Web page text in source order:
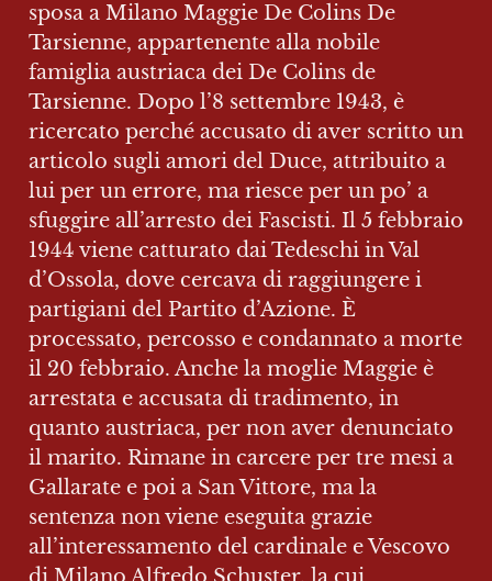
sposa a Milano Maggie De Colins De
Tarsienne, appartenente alla nobile
famiglia austriaca dei De Colins de
Tarsienne. Dopo l’8 settembre 1943, è
ricercato perché accusato di aver scritto un
articolo sugli amori del Duce, attribuito a
lui per un errore, ma riesce per un po’ a
sfuggire all’arresto dei Fascisti. Il 5 febbraio
1944 viene catturato dai Tedeschi in Val
d’Ossola, dove cercava di raggiungere i
partigiani del Partito d’Azione. È
processato, percosso e condannato a morte
il 20 febbraio. Anche la moglie Maggie è
arrestata e accusata di tradimento, in
quanto austriaca, per non aver denunciato
il marito. Rimane in carcere per tre mesi a
Gallarate e poi a San Vittore, ma la
sentenza non viene eseguita grazie
all’interessamento del cardinale e Vescovo